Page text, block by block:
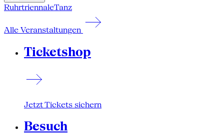
RuhrtriennaleTanz
Alle Veranstaltungen
Ticketshop
Jetzt Tickets sichern
Besuch